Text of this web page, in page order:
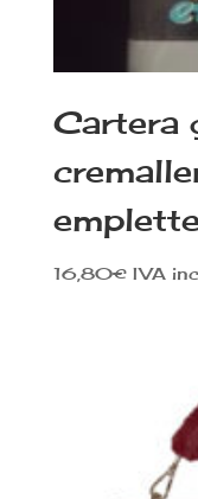
Cartera
16,80€ IVA